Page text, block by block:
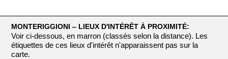
MONTERIGGIONI ‒ LIEUX D'INTÉRÊT À PROXIMITÉ:
Voir ci-dessous, en marron (classés selon la distance). Les
étiquettes de ces lieux d'intérêt n'apparaissent pas sur la
carte.